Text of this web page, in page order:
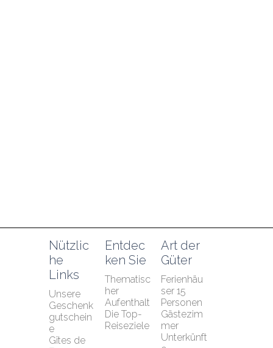
Nützlic
he
Links
Unsere
Geschenk
gutschein
e
Gîtes de
Entdec
ken Sie
Thematisc
her
Aufenthalt
Die Top-
Reiseziele
Art der
Güter
Ferienhäu
ser 15
Personen
Gästezim
mer
Unterkünft